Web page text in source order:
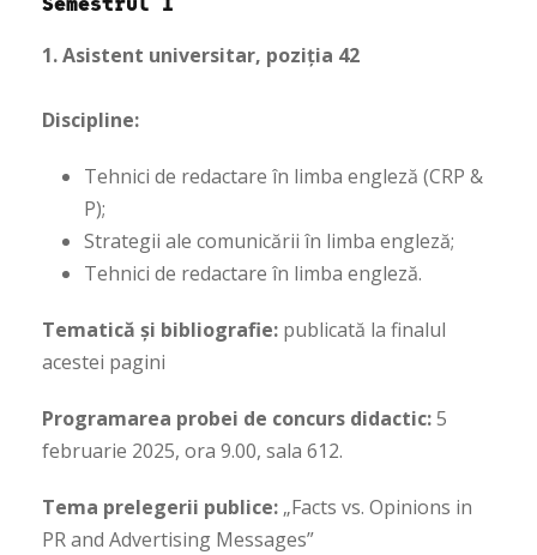
1.Asistent universitar, poziția 42
Discipline:
Tehnici de redactare în limba engleză (CRP &
P);
Strategii ale comunicării în limba engleză;
Tehnici de redactare în limba engleză.
Tematică și bibliografie: publicată la finalul
acestei pagini
Programarea probei de concurs didactic:5
februarie 2025, ora 9.00, sala 612.
Tema prelegerii publice: „Facts vs. Opinions in
PR and Advertising Messages”